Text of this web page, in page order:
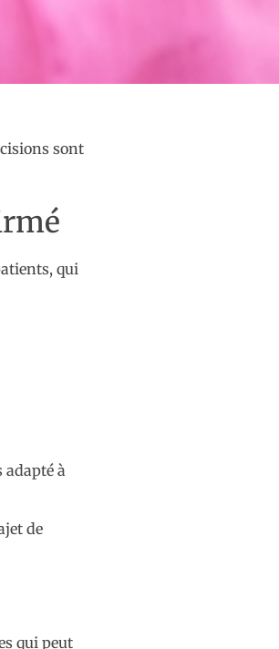
sont
qui
adapté à
de
qui peut